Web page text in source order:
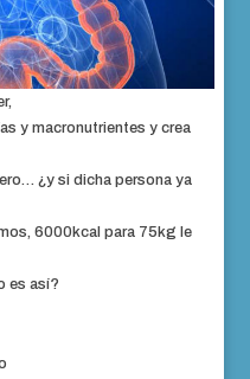
y macronutrientes y crea
¿y si dicha persona ya
6000kcal para 75kg le
es así?